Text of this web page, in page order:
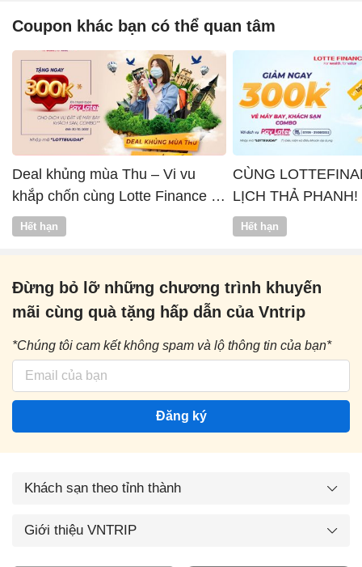
Coupon khác bạn có thể quan tâm
Deal khủng mùa Thu – Vi vu
khắp chốn cùng Lotte Finance x
Vntrip
Hết hạn
CÙNG
LỊCH THẢ PHANH!
Hết hạn
Đừng bỏ lỡ những chương trình khuyến
mãi cùng quà tặng hấp dẫn của Vntrip
*Chúng tôi cam kết không spam và lộ thông tin của bạn*
Đăng ký
Khách sạn theo tỉnh thành
Giới thiệu VNTRIP